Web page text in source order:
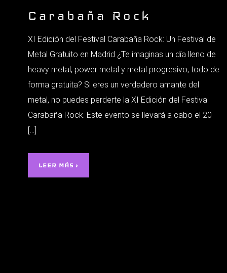
Carabaña Rock
XI Edición del Festival Carabaña Rock: Un Festival de
Metal Gratuito en Madrid ¿Te imaginas un día lleno de
heavy metal, power metal y metal progresivo, todo de
forma gratuita? Si eres un verdadero amante del
metal, no puedes perderte la XI Edición del Festival
Carabaña Rock. Este evento se llevará a cabo el 20
[…]
LEER MÁS ›